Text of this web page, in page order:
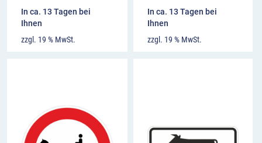
In ca. 13 Tagen bei
Ihnen
zzgl. 19 % MwSt.
In ca. 13 Tagen bei
Ihnen
zzgl. 19 % MwSt.